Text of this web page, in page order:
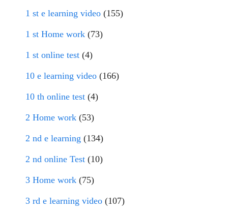
1 st e learning video (155)
1 st Home work (73)
1 st online test (4)
10 e learning video (166)
10 th online test (4)
2 Home work (53)
2 nd e learning (134)
2 nd online Test (10)
3 Home work (75)
3 rd e learning video (107)